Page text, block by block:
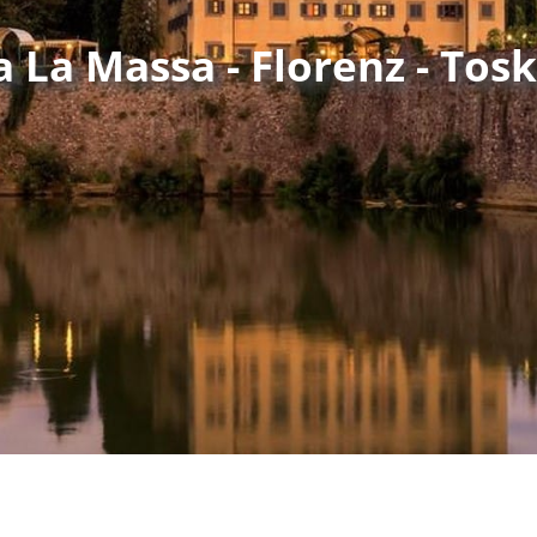
La Massa - Florenz -